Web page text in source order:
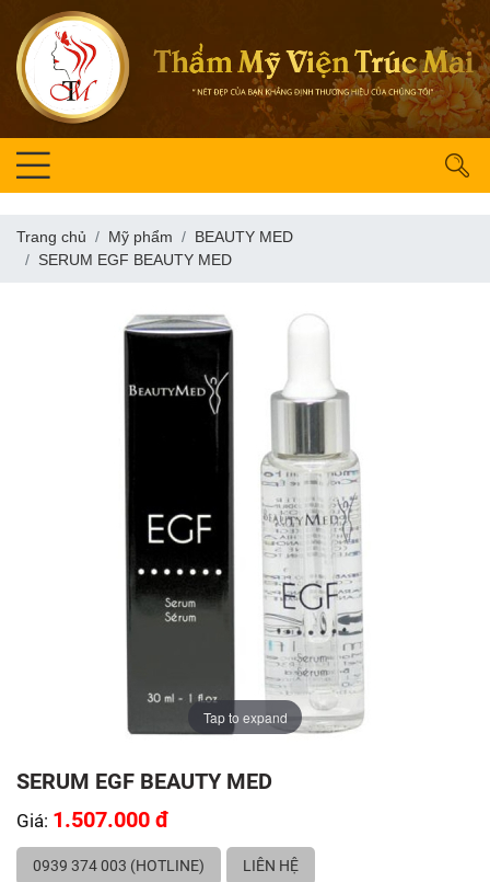
Trang chủ Mỹ phẩm
BEAUTY MED
SERUM EGF BEAUTY MED
Tap to expand
SERUM EGF BEAUTY MED
Giá: 1.507.000 đ
0939 374 003 (HOTLINE) LIÊN HỆ